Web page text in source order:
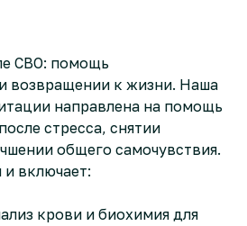
СВО: помощь
возвращении к жизни. Наша
направлена на помощь
стресса, снятии
общего самочувствия.
и включает:
крови и биохимия для